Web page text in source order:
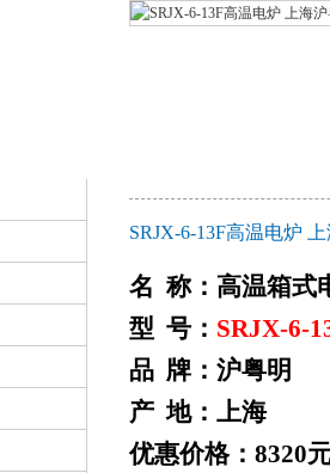
SRJX-6-13F高温电炉
名 称：高温箱式
型 号： SRJX-6-
品 牌：沪粤明
产 地：上海
优惠价格：8320